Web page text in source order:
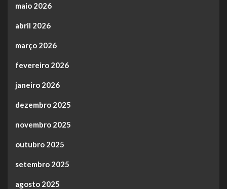
maio 2026
abril 2026
março 2026
fevereiro 2026
janeiro 2026
dezembro 2025
novembro 2025
outubro 2025
setembro 2025
agosto 2025